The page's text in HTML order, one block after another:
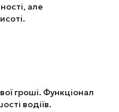
але
гроші. Функціонал
водіїв.